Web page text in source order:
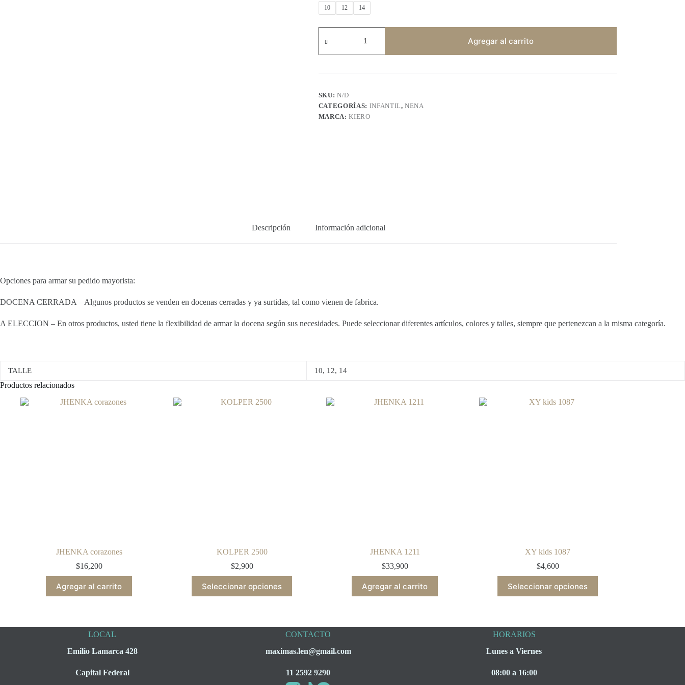
10 12 14
789
cantidad
Agregar al carrito
SKU:N/D
CATEGORÍAS: INFANTIL,NENA
MARCA:KIERO
Descripción Información adicional
Opciones para armar su pedido mayorista:
DOCENA CERRADA – Algunos productos se venden en docenas cerradas y ya surtidas, tal como vienen de fabrica.
A ELECCION – En otros productos, usted tiene la flexibilidad de armar la docena según sus necesidades. Puede seleccionar diferentes artículos, colores y talles, siempre que pertenezcan a la misma categoría.
TALLE 10, 12, 14
Productos relacionados
JHENKA corazones
$16,200
Agregar al carrito
KOLPER 2500
$2,900
Seleccionar opciones
product
has
The
JHENKA 1211
$33,900
Agregar al carrito
XY kids 1087
$4,600
Seleccionar opciones
product
has
The
LOCAL
Emilio Lamarca 428
Capital Federal
CONTACTO
maximas.len@gmail.com
11 2592 9290
HORARIOS
Lunes a Viernes
08:00 a 16:00